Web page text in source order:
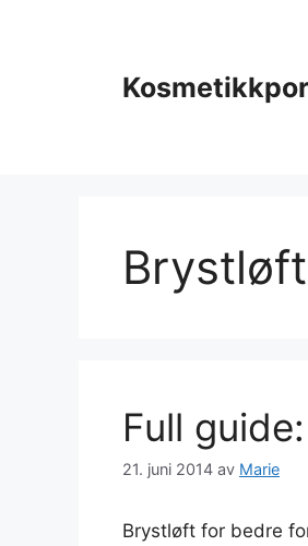
Brystløft
Full
21. juni 2014 av Marie
Brystløft for bedre